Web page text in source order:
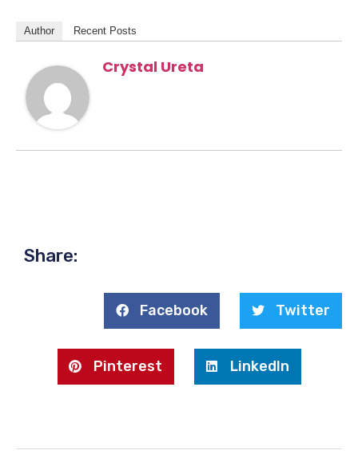
Author Recent Posts
Crystal Ureta
Share:
Facebook Twitter
Pinterest LinkedIn